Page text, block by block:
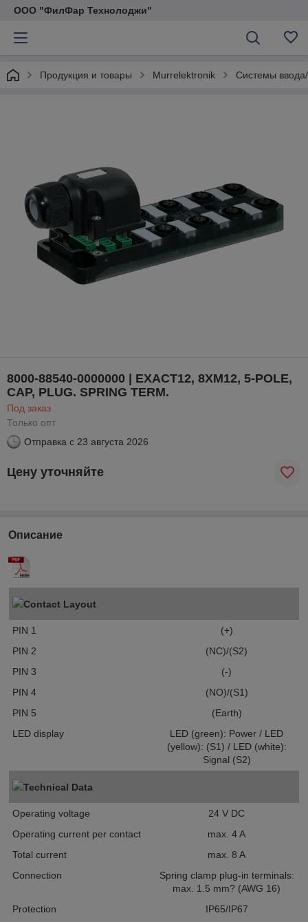
ООО "ФилФар Технолоджи"
Продукция и товары Murrelektronik Системы
8000-88540-0000000 | EXACT12, 8XM12, 5-POLE,
CAP, PLUG. SPRING TERM.
Под заказ
Только опт
Отправка с 23 августа 2026
Цену уточняйте
Описание
Contact Layout
PIN 1
(+)
PIN 2
(NC)/(S2)
PIN 3
(-)
PIN 4
(NO)/(S1)
PIN 5
(Earth)
LED display
LED (green): Power / LED
(yellow): (S1) / LED (white):
Signal (S2)
Technical Data
Operating voltage
24 V DC
Operating current per contact
max. 4 A
Total current
max. 8 A
Connection
Spring clamp plug-in terminals:
max. 1.5 mm? (AWG 16)
Protection
IP65/IP67